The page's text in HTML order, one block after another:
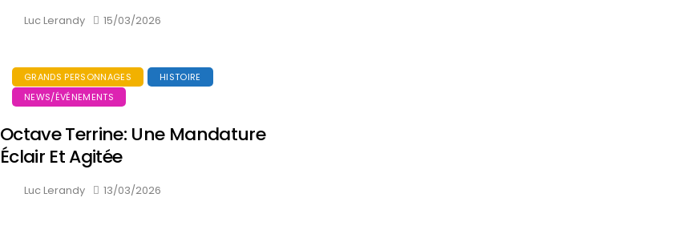
Luc Lerandy 15/03/2026
GRANDS PERSONNAGES
HISTOIRE
NEWS/ÉVÉNEMENTS
Octave Terrine: Une Mandature
Éclair Et Agitée
Luc Lerandy 13/03/2026